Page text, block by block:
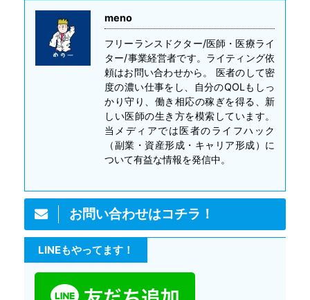
meno
フリーランスドクター/医師・医療ライ
ター/事業経営者です。ライティング依
頼はお問い合わせから。 医者のして密
度の濃い仕事をし、自分のQOLもしっ
かり守り、働き相応の稼ぎを得る、新
しい医師の生き方を模索しています。
当メディアでは医者のライフハック
（副業・資産形成・キャリア形成）に
ついて有益な情報を発信中。
お問い合わせはコチラ！
LINEもやってます！